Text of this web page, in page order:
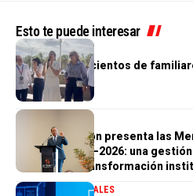
Esto te puede interesar
NACIONALES
Carolina lleva cientos de
ver su carrera
NACIONALES
Milton Morrison presenta las
INTRANT 2024–2026: una
eficiencia y transformación
GOBIERNO NACIONALES